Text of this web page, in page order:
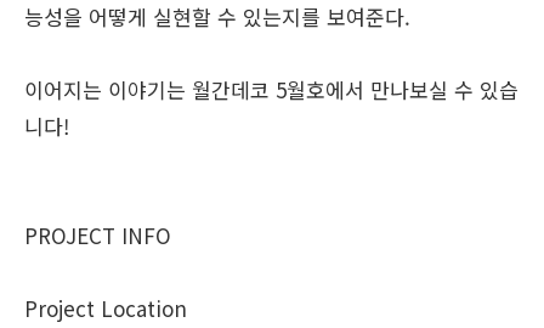
능성을 어떻게 실현할 수 있는지를 보여준다.
이어지는 이야기는 월간데코 5월호에서 만나보실 수 있습
니다!
PROJECT INFO
Project Location